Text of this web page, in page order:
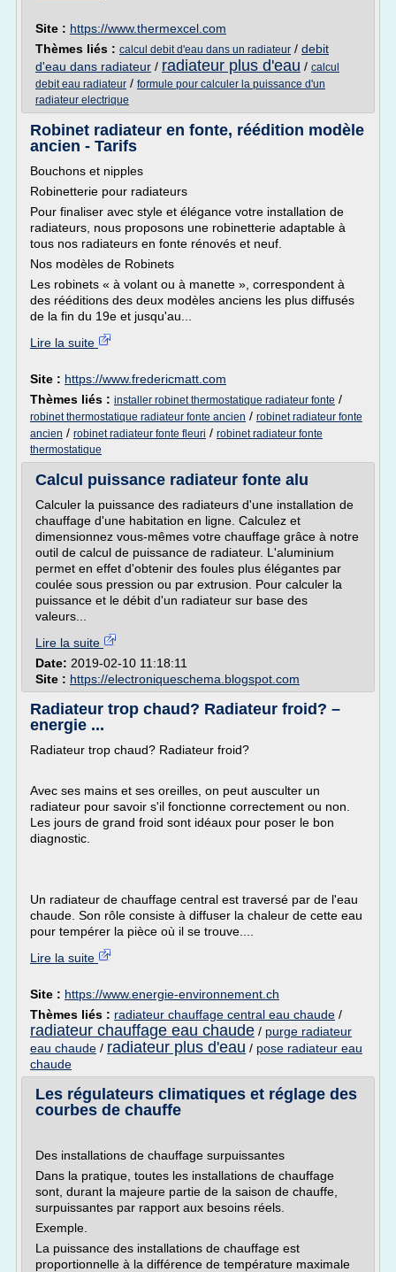
Site : https://www.thermexcel.com
Thèmes liés : calcul debit d'eau dans un radiateur / debit
d'eau dans radiateur / radiateur plus d'eau / calcul
debit eau radiateur / formule pour calculer la puissance d'un
radiateur electrique
Robinet radiateur en fonte, réédition modèle
ancien - Tarifs
Bouchons et nipples
Robinetterie pour radiateurs
Pour finaliser avec style et élégance votre installation de
radiateurs, nous proposons une robinetterie adaptable à
tous nos radiateurs en fonte rénovés et neuf.
Nos modèles de Robinets
Les robinets « à volant ou à manette », correspondent à
des rééditions des deux modèles anciens les plus diffusés
de la fin du 19e et jusqu'au...
Lire la suite
Site : https://www.fredericmatt.com
Thèmes liés : installer robinet thermostatique radiateur fonte /
robinet thermostatique radiateur fonte ancien / robinet radiateur fonte
ancien / robinet radiateur fonte fleuri / robinet radiateur fonte
thermostatique
Calcul puissance radiateur fonte alu
Calculer la puissance des radiateurs d'une installation de
chauffage d'une habitation en ligne. Calculez et
dimensionnez vous-mêmes votre chauffage grâce à notre
outil de calcul de puissance de radiateur. L'aluminium
permet en effet d'obtenir des foules plus élégantes par
coulée sous pression ou par extrusion. Pour calculer la
puissance et le débit d'un radiateur sur base des
valeurs...
Lire la suite
Date: 2019-02-10 11:18:11
Site : https://electroniqueschema.blogspot.com
Radiateur trop chaud? Radiateur froid? –
energie ...
Radiateur trop chaud? Radiateur froid?
Avec ses mains et ses oreilles, on peut ausculter un
radiateur pour savoir s'il fonctionne correctement ou non.
Les jours de grand froid sont idéaux pour poser le bon
diagnostic.
Un radiateur de chauffage central est traversé par de l'eau
chaude. Son rôle consiste à diffuser la chaleur de cette eau
pour tempérer la pièce où il se trouve....
Lire la suite
Site : https://www.energie-environnement.ch
Thèmes liés : radiateur chauffage central eau chaude /
radiateur chauffage eau chaude / purge radiateur
eau chaude / radiateur plus d'eau / pose radiateur eau
chaude
Les régulateurs climatiques et réglage des
courbes de chauffe
Des installations de chauffage surpuissantes
Dans la pratique, toutes les installations de chauffage
sont, durant la majeure partie de la saison de chauffe,
surpuissantes par rapport aux besoins réels.
Exemple.
La puissance des installations de chauffage est
proportionnelle à la différence de température maximale